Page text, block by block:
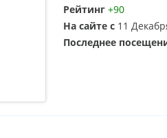
Рейтинг +90
На сайте с 11
Последнее